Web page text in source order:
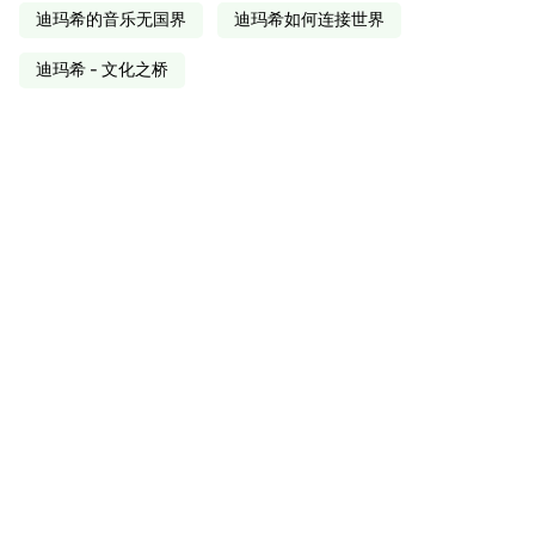
迪玛希的音乐无国界 迪玛希如何连接世界
迪玛希 - 文化之桥